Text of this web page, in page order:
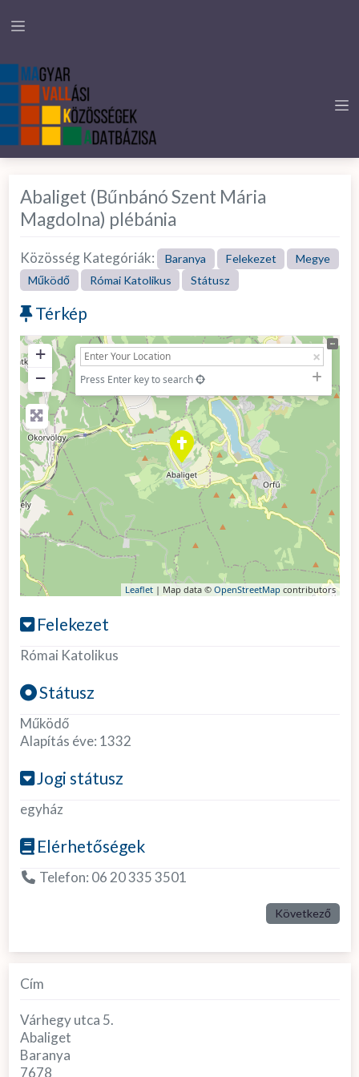
Abaliget (Bűnbánó Szent Mária
Magdolna) plébánia
Közösség Kategóriák: Baranya Felekezet
Megye
Működő
Római Katolikus Státusz
Térkép
+
−
Press Enter key to search
Leaflet| Map data © OpenStreetMap contributors
Felekezet
Római Katolikus
Státusz
Működő
Alapítás éve: 1332
Jogi státusz
egyház
Elérhetőségek
Telefon: 06 20 335 3501
Következő
Cím
Várhegy utca 5.
Abaliget
Baranya
7678